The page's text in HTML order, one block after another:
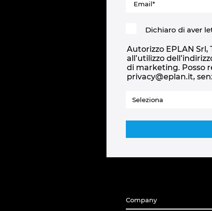
Dichiaro di aver
Autorizzo EPLAN
all’utilizzo
di marketing. Posso
privacy@eplan.it,
Company